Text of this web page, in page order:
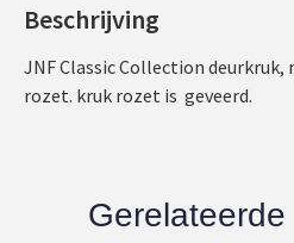
Beschrijving
JNF Classic Collection deurkruk,
rozet. kruk rozet is geveerd.